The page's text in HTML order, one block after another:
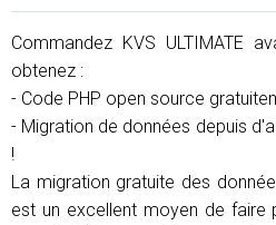
Commandez KVS ULTIMATE
obtenez :
- Code PHP open source
- Migration de données depuis
!
La migration gratuite des
est un excellent moyen de faire